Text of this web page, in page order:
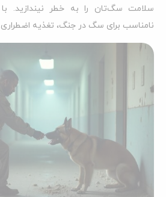
سلامت سگ‌تان را به خطر نیندازید.
نامناسب برای سگ در جنگ، تغذیه اضطراری